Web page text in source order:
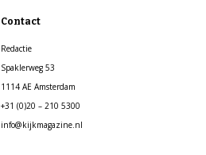
Contact
Redactie
Spaklerweg 53
1114 AE Amsterdam
+31 (0)20 – 210 5300
info@kijkmagazine.nl